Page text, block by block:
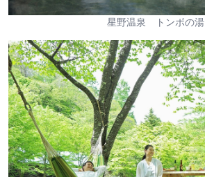
星野温泉 トンボの湯